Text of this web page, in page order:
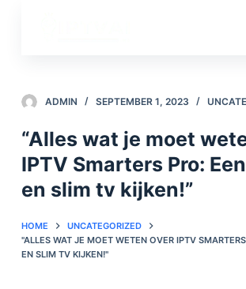
c
o
e
n
ADMIN SEPTEMBER 1, 2023
“Alles wat je moet
IPTV Smarters Pro:
en slim tv kijken!”
HOME
UNCATEGORIZED
"ALLES WAT JE MOET WETEN OVER IPTV
EN SLIM TV KIJKEN!"